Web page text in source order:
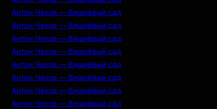
Антон Чехов — Вишнёвый сад
Антон Чехов — Вишнёвый сад
Антон Чехов — Вишнёвый сад
Антон Чехов — Вишнёвый сад
Антон Чехов — Вишнёвый сад
Антон Чехов — Вишнёвый сад
Антон Чехов — Вишнёвый сад
Антон Чехов — Вишнёвый сад